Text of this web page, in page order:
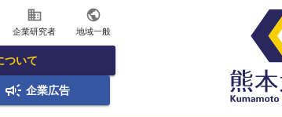
business
企業研究者
public
地域一般
ついて
企業広告